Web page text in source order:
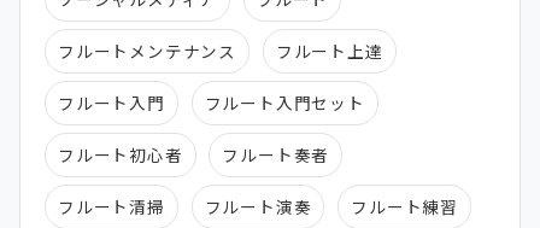
フルートメンテナンス フルート上達
フルート入門 フルート入門セット
フルート初心者 フルート奏者
フルート清掃 フルート演奏 フルート練習